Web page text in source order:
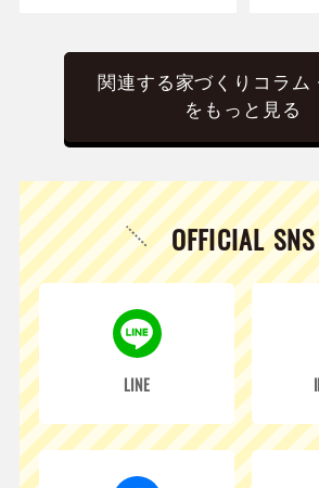
関連する家づくりコラム
をもっと見る
OFFICIAL SNS
LINE